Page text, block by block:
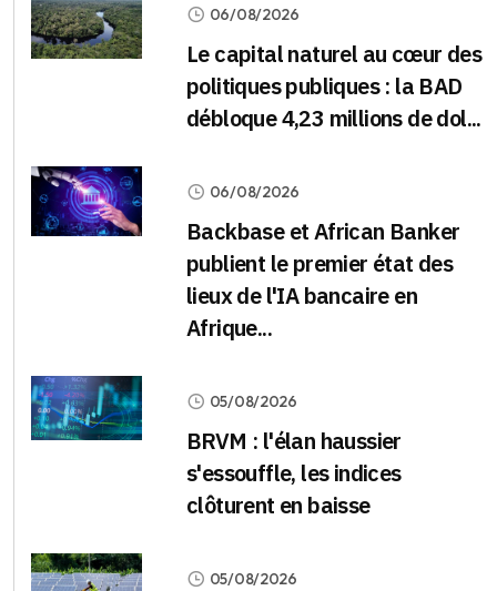
06/08/2026
Le capital naturel au cœur des
politiques publiques : la BAD
débloque 4,23 millions de dol...
06/08/2026
Backbase et African Banker
publient le premier état des
lieux de l'IA bancaire en
Afrique...
05/08/2026
BRVM : l'élan haussier
s'essouffle, les indices
clôturent en baisse
05/08/2026